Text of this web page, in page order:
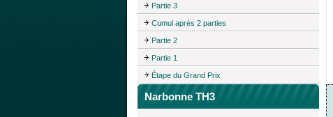
Partie 3
Cumul après 2 parties
Partie 2
Partie 1
Étape du Grand Prix
Narbonne TH3